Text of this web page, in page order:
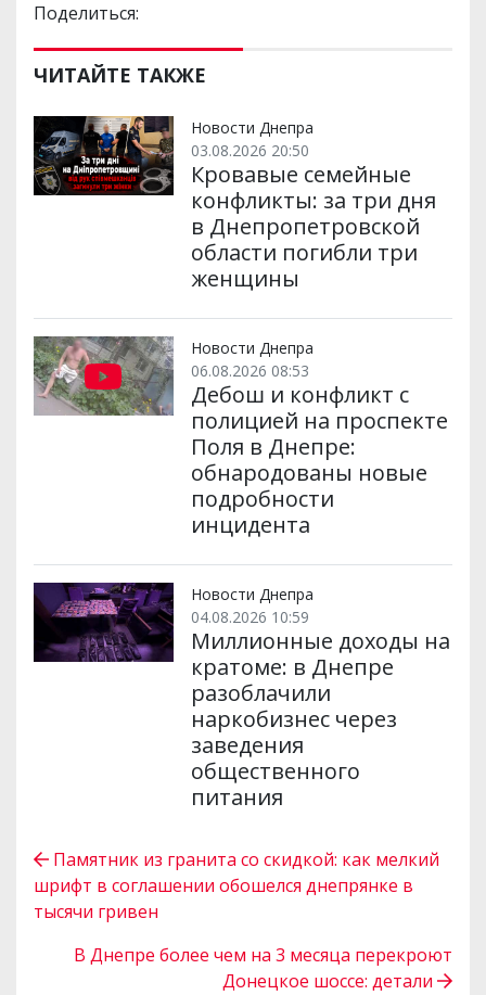
Поделиться:
ЧИТАЙТЕ ТАКЖЕ
Новости Днепра
03.08.2026 20:50
Кровавые семейные
конфликты: за три дня
в Днепропетровской
области погибли три
женщины
Новости Днепра
06.08.2026 08:53
Дебош и конфликт с
полицией на проспекте
Поля в Днепре:
обнародованы новые
подробности
инцидента
Новости Днепра
04.08.2026 10:59
Миллионные доходы на
кратоме: в Днепре
разоблачили
наркобизнес через
заведения
общественного
питания
Памятник из гранита со скидкой: как мелкий
шрифт в соглашении обошелся днепрянке в
тысячи гривен
В Днепре более чем на 3 месяца перекроют
Донецкое шоссе: детали